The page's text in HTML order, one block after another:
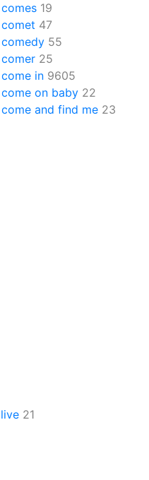
comes 19
comet 47
comedy 55
comer 25
come in 9605
come on baby 22
come and find me 23
21